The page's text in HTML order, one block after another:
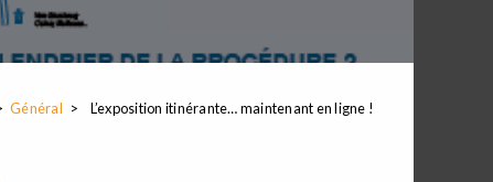
Général L’exposition itinérante… maintenant en ligne !